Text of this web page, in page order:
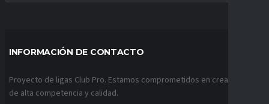
INFORMACIÓN DE CONTACTO
Proyecto de ligas Club Pro. Estamos comprometidos en crear ligas
de alta competencia y calidad.